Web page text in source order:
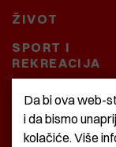
ŽIVOT
SPORT I
REKREACIJA
CRNA KRONIKA
BAŠTARDINI I
Da bi ova web-
i da bismo
kolačiće. Više